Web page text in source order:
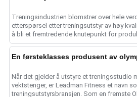
Treningsindustrien blomstrer over hele
etterspørsel etter treningsutstyr av høy
å bli et fremtredende knutepunkt for
Når det gjelder å utstyre et treningsstudio
vektstenger, er Leadman Fitness et navn
treningsutstyrsbransjen. Som en fremste